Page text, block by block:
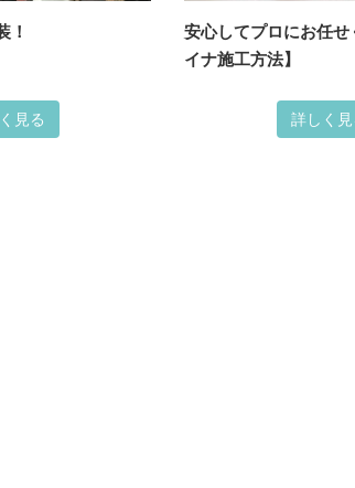
！
見る
安心してプロにお任
イナ施工方法】
詳しく見
アパート・マンション塗装